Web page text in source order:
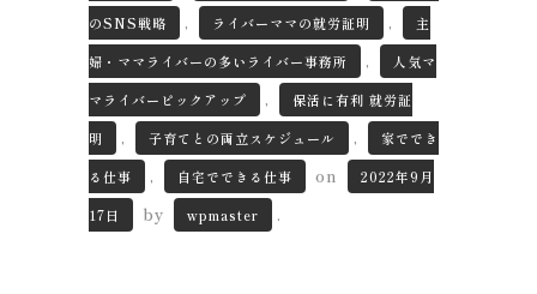
のSNS戦略
, ライバーママの就労証明 ,
主
婦・ママライバーの多いライバー事務所
,
人気マ
マライバーピックアップ
,
保活に有利 就労証
明
, 子育てとの両立スケジュール ,
家ででき
る仕事
, 自宅でできる仕事 on
2022年9月
17日
by wpmaster .